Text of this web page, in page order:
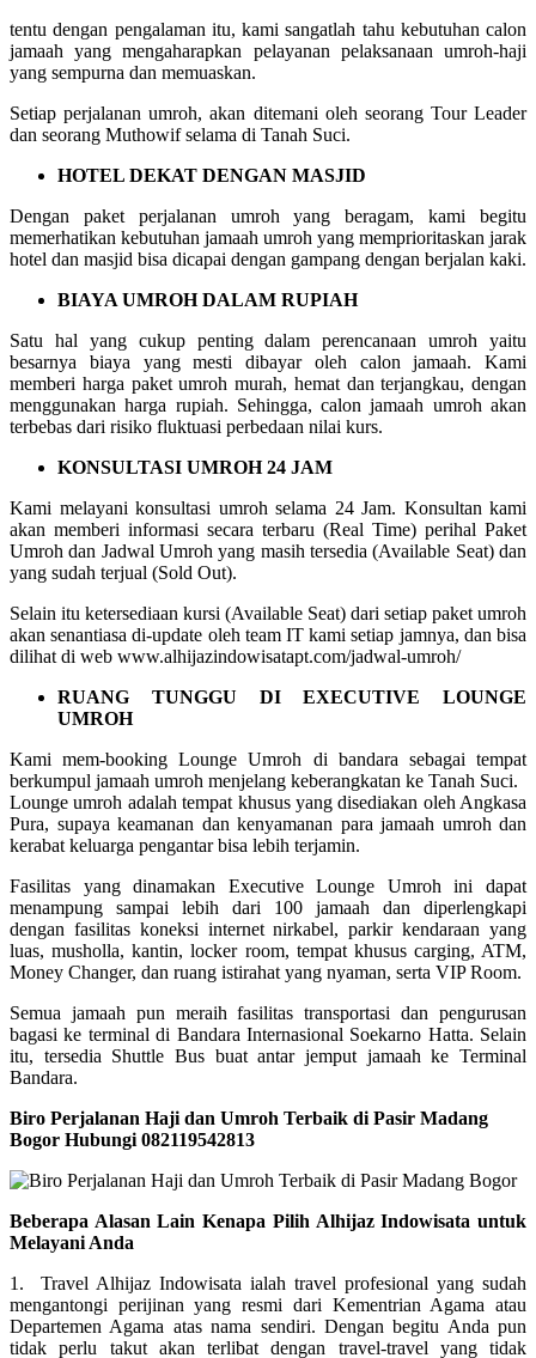
tentu dengan pengalaman itu, kami sangatlah tahu kebutuhan calon
jamaah yang mengaharapkan pelayanan pelaksanaan umroh-haji
yang sempurna dan memuaskan.
Setiap perjalanan umroh, akan ditemani oleh seorang Tour Leader
dan seorang Muthowif selama di Tanah Suci.
HOTEL DEKAT DENGAN MASJID
Dengan paket perjalanan umroh yang beragam, kami begitu
memerhatikan kebutuhan jamaah umroh yang memprioritaskan jarak
hotel dan masjid bisa dicapai dengan gampang dengan berjalan kaki.
BIAYA UMROH DALAM RUPIAH
Satu hal yang cukup penting dalam perencanaan umroh yaitu
besarnya biaya yang mesti dibayar oleh calon jamaah. Kami
memberi harga paket umroh murah, hemat dan terjangkau, dengan
menggunakan harga rupiah. Sehingga, calon jamaah umroh akan
terbebas dari risiko fluktuasi perbedaan nilai kurs.
KONSULTASI UMROH 24 JAM
Kami melayani konsultasi umroh selama 24 Jam. Konsultan kami
akan memberi informasi secara terbaru (Real Time) perihal Paket
Umroh dan Jadwal Umroh yang masih tersedia (Available Seat) dan
yang sudah terjual (Sold Out).
Selain itu ketersediaan kursi (Available Seat) dari setiap paket umroh
akan senantiasa di-update oleh team IT kami setiap jamnya, dan bisa
dilihat di web www.alhijazindowisatapt.com/jadwal-umroh/
RUANG TUNGGU DI EXECUTIVE LOUNGE
UMROH
Kami mem-booking Lounge Umroh di bandara sebagai tempat
berkumpul jamaah umroh menjelang keberangkatan ke Tanah Suci.
Lounge umroh adalah tempat khusus yang disediakan oleh Angkasa
Pura, supaya keamanan dan kenyamanan para jamaah umroh dan
kerabat keluarga pengantar bisa lebih terjamin.
Fasilitas yang dinamakan Executive Lounge Umroh ini dapat
menampung sampai lebih dari 100 jamaah dan diperlengkapi
dengan fasilitas koneksi internet nirkabel, parkir kendaraan yang
luas, musholla, kantin, locker room, tempat khusus carging, ATM,
Money Changer, dan ruang istirahat yang nyaman, serta VIP Room.
Semua jamaah pun meraih fasilitas transportasi dan pengurusan
bagasi ke terminal di Bandara Internasional Soekarno Hatta. Selain
itu, tersedia Shuttle Bus buat antar jemput jamaah ke Terminal
Bandara.
Biro Perjalanan Haji dan Umroh Terbaik di Pasir Madang
Bogor Hubungi 082119542813
Beberapa Alasan Lain Kenapa Pilih Alhijaz Indowisata untuk
Melayani Anda
1. Travel Alhijaz Indowisata ialah travel profesional yang sudah
mengantongi perijinan yang resmi dari Kementrian Agama atau
Departemen Agama atas nama sendiri. Dengan begitu Anda pun
tidak perlu takut akan terlibat dengan travel-travel yang tidak